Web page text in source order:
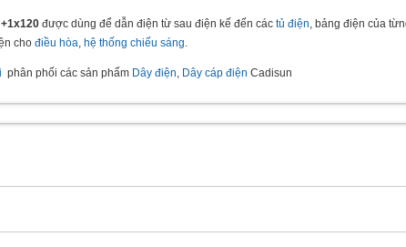
được dùng để dẫn điện từ sau điện kế đến các tủ điện, bảng điện của
cho điều hòa, hệ thống chiếu sáng.
phân phối các sản phẩm Dây điện, Dây cáp điện Cadisun